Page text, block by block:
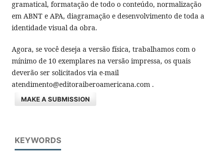
gramatical, formatação de todo o conteúdo, normalização
em ABNT e APA, diagramação e desenvolvimento de toda a
identidade visual da obra.
Agora, se você deseja a versão física, trabalhamos com o
mínimo de 10 exemplares na versão impressa, os quais
deverão ser solicitados via e-mail
atendimento@editoraiberoamericana.com .
MAKE A SUBMISSION
KEYWORDS